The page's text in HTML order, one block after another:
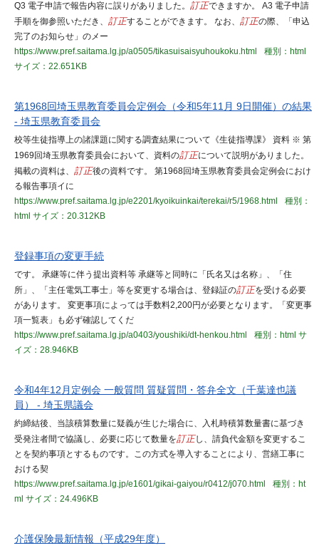
Q3 電子申請で報告内容に誤りがありました。 訂正できますか。 A3 電子申請
手順を御参照いただき、 訂正することができます。 なお、 訂正の際、「申込
完了のお知らせ」のメー
https://www.pref.saitama.lg.jp/a0505/tikasuisaisyuhoukoku.html
種別：html
サイズ：22.651KB
第1968回埼玉県教育委員会定例会（令和5年11月 9日開催）の結果
- 埼玉県教育委員会
校等生徒指導上の諸課題に関する調査結果について《生徒指導課》 資料 ※ 第
1969回埼玉県教育委員会において、資料の訂正について説明がありました。
掲載の資料は、 訂正後の資料です。 第1968回埼玉県教育委員会定例会におけ
る報告事項イに
https://www.pref.saitama.lg.jp/e2201/kyoikuinkai/terekai/r5/1968.html
種別：
html サイズ：20.312KB
登録事項の変更手続
です。 承継等に伴う提出資料等 承継等と同時に「氏名又は名称」、「住
所」、「主任電気工事士」等を変更する場合は、登録証の訂正を受ける必要
があります。 変更事項によっては手数料2,200円が必要となります。「変更事
項一覧表」も必ず確認してくだ
https://www.pref.saitama.lg.jp/a0403/youshiki/dt-henkou.html
種別：html サ
イズ：28.946KB
令和4年12月定例会 一般質問 質疑質問・答弁全文（千葉達也議
員） - 埼玉県議会
約締結後、当該積算数量に疑義が生じた場合に、入札時積算数量書に基づき
受発注者間で協議し、必要に応じて数量を訂正し、請負代金額を変更するこ
とを契約事項とするものです。この方式を導入することにより、営繕工事に
おける契
https://www.pref.saitama.lg.jp/e1601/gikai-gaiyou/r0412/j070.html
種別：ht
ml サイズ：24.496KB
介護保険最新情報（平成29年度）